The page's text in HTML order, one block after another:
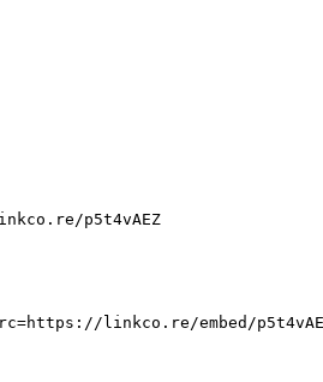
p5t4vAEZ
linkco.re/embed/